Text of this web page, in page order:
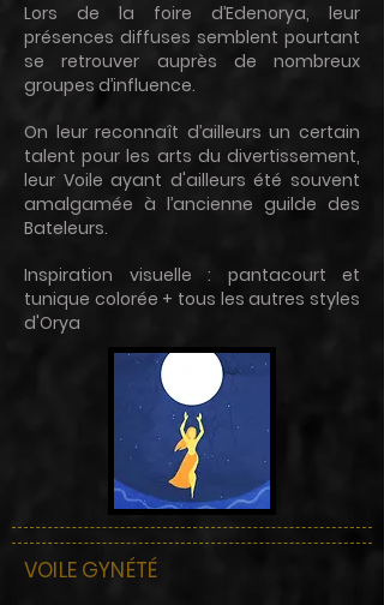
Lors de la foire d’Edenorya, leur
présences diffuses semblent pourtant
se retrouver auprès de nombreux
groupes d’influence.
On leur reconnaît d’ailleurs un certain
talent pour les arts du divertissement,
leur Voile ayant d'ailleurs été souvent
amalgamée à l’ancienne guilde des
Bateleurs.
Inspiration visuelle : pantacourt et
tunique colorée + tous les autres styles
d'Orya
VOILE GYNÉTÉ